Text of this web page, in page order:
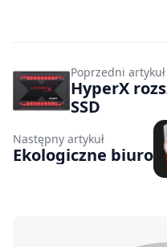
Poprzedni artykuł
HyperX
SSD
Następny artykuł
Ekologiczne biuro